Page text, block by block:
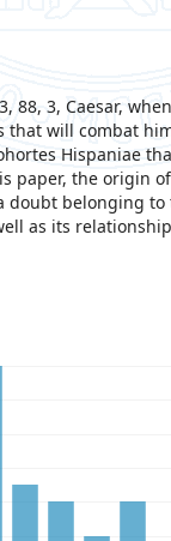
88, 3, Caesar,
that will combat
Hispaniae
paper, the origin
doubt belonging to
as its